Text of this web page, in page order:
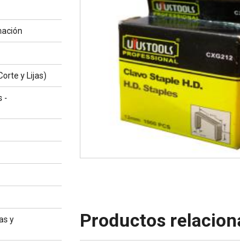
y Lijas)
-
y
Productos